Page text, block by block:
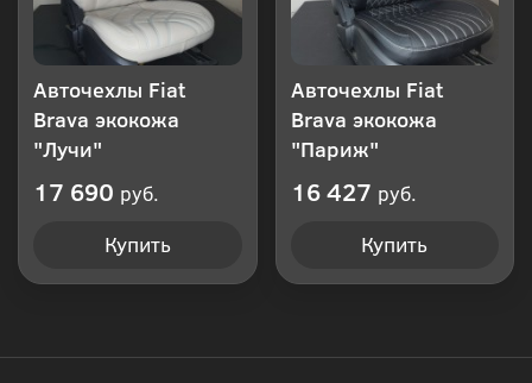
Авточехлы Fiat
Brava экокожа
"Лучи"
17 690 руб.
Купить
Авточехлы Fiat
Brava экокожа
"Париж"
16 427 руб.
Купить